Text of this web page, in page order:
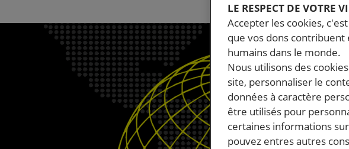
LE RESPECT DE VOTRE
Accepter les cookies,
que vos dons
humains dans le monde.
Nous utilisons des
site, personnaliser le
données à caractère
être utilisés pour
certaines informations
pouvez entres autres